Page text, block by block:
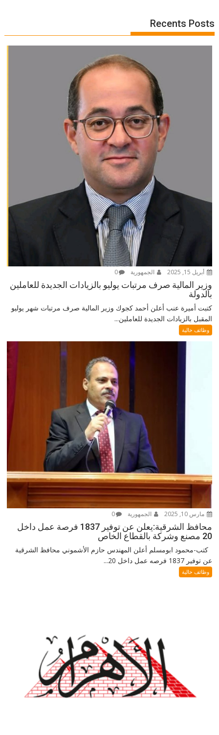
Recents Posts
أبريل 15, 2025 الجمهورية 0
وزير المالية صرف مرتبات يوليو بالزيادات الجديدة للعاملين
بالدولة
كتبت أميرة عنب أعلن أحمد كجوك وزير المالية صرف مرتبات شهر يوليو
المقبل بالزيادات الجديدة للعاملين...
وظائف خالية
مارس 10, 2025 الجمهورية 0
محافظ الشرقية:يعلن عن توفير 1837 فرصة عمل داخل
20 مصنع وشركة بالقطاع الخاص
كتب-محمود ابومسلم أعلن المهندس حازم الأشموني محافظ الشرقية
عن توفير 1837 فرصه عمل داخل 20...
وظائف خالية